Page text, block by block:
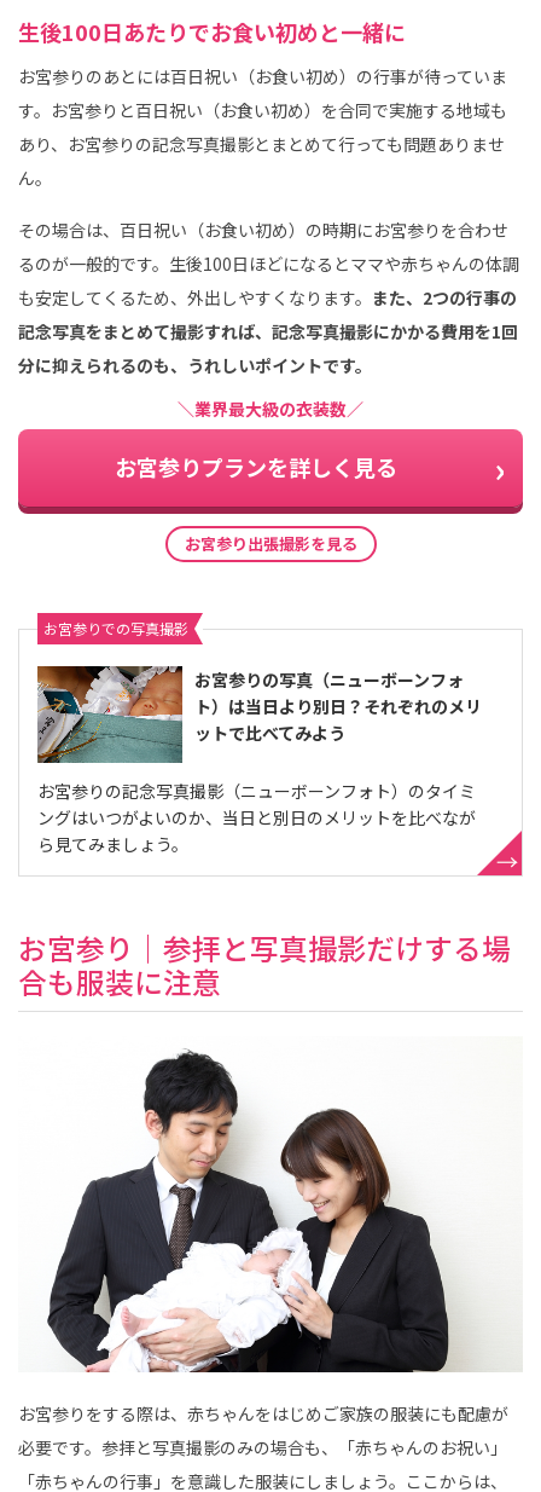
生後100日あたりでお食い初めと一緒に
お宮参りのあとには百日祝い（お食い初め）の行事が待っていま
す。お宮参りと百日祝い（お食い初め）を合同で実施する地域も
あり、お宮参りの記念写真撮影とまとめて行っても問題ありませ
ん。
その場合は、百日祝い（お食い初め）の時期にお宮参りを合わせ
るのが一般的です。生後100日ほどになるとママや赤ちゃんの体調
も安定してくるため、外出しやすくなります。 また、2つの行事の
記念写真をまとめて撮影すれば、記念写真撮影にかかる費用を1回
分に抑えられるのも、うれしいポイントです。
＼業界最大級の衣装数／
お宮参りプランを詳しく見る
お宮参り出張撮影を見る
お宮参りでの写真撮影
お宮参りの写真（ニューボーンフォ
ト）は当日より別日？それぞれのメリ
ットで比べてみよう
お宮参りの記念写真撮影（ニューボーンフォト）のタイミ
ングはいつがよいのか、当日と別日のメリットを比べなが
ら見てみましょう。
お宮参り｜参拝と写真撮影だけする場
合も服装に注意
お宮参りをする際は、赤ちゃんをはじめご家族の服装にも配慮が
必要です。参拝と写真撮影のみの場合も、「赤ちゃんのお祝い」
「赤ちゃんの行事」を意識した服装にしましょう。ここからは、